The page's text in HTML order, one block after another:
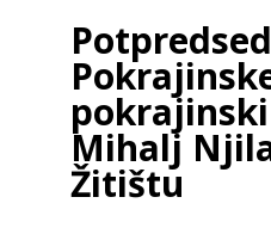
Mihalj
Žitištu